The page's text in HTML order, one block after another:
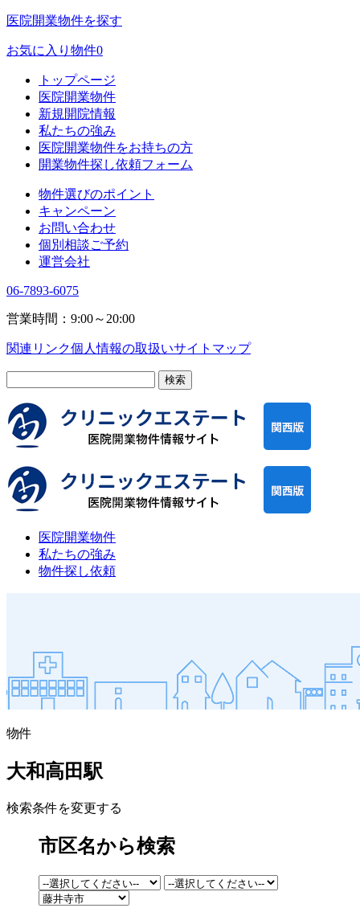
医院開業物件を探す
お気に入り物件0
トップページ
医院開業物件
新規開院情報
私たちの強み
医院開業物件をお持ちの方
開業物件探し依頼フォーム
物件選びのポイント
キャンペーン
お問い合わせ
個別相談ご予約
運営会社
06-7893-6075
営業時間：9:00～20:00
関連リンク個人情報の取扱いサイトマップ
医院開業物件
私たちの強み
物件探し依頼
物件
大和高田駅
検索条件を変更する
市区名から検索